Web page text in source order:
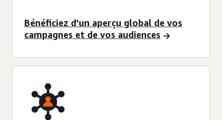
Bénéficiez d'un aperçu global de vos
campagnes et de vos audiences